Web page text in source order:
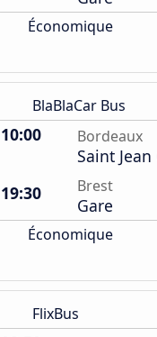
Économique
BlaBlaCar Bus
10:00 Bordeaux
Saint Jean
19:30
Brest
Gare
Économique
FlixBus